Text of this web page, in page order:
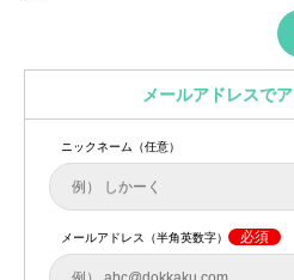
メールアドレスで
ニックネーム（任意）
メールアドレス（半角英数字） 必須